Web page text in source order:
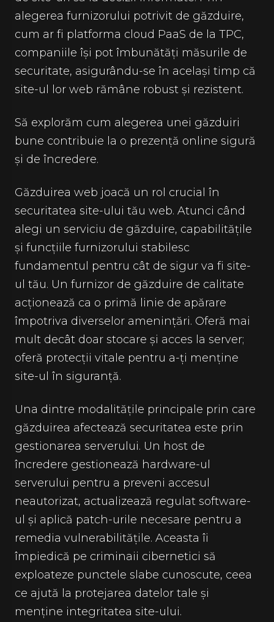
alegerea furnizorului potrivit de găzduire,
cum ar fi platforma cloud PaaS de la TPC,
companiile își pot îmbunătăți măsurile de
securitate, asigurându-se în același timp că
site-ul lor web rămâne robust și rezistent.
Să explorăm cum alegerea unei găzduiri
bune contribuie la o prezență online sigură
și de încredere.
Găzduirea web joacă un rol crucial în
securitatea site-ului tău web. Atunci când
alegi un serviciu de găzduire, capabilitățile
și funcțiile furnizorului stabilesc
fundamentul pentru cât de sigur va fi site-
ul tău. Un furnizor de găzduire de calitate
acționează ca o primă linie de apărare
împotriva diverselor amenințări. Oferă mai
mult decât doar stocare și acces la server;
oferă protecții vitale pentru a-ți menține
site-ul în siguranță.
Una dintre modalitățile principale prin care
găzduirea afectează securitatea este prin
gestionarea serverului. Un host de
încredere gestionează hardware-ul
serverului pentru a preveni accesul
neautorizat, actualizează regulat software-
ul și aplică patch-urile necesare pentru a
remedia vulnerabilitățile. Aceasta îi
împiedică pe criminaii cibernetici să
exploateze punctele slabe cunoscute, ceea
ce ajută la protejarea datelor tale și
menține integritatea site-ului.